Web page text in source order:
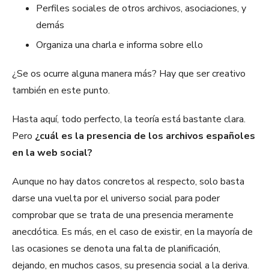
Perfiles sociales de otros archivos, asociaciones, y
demás
Organiza una charla e informa sobre ello
¿Se os ocurre alguna manera más? Hay que ser creativo
también en este punto.
Hasta aquí, todo perfecto, la teoría está bastante clara.
Pero ¿cuál es la presencia de los archivos españoles
en la web social?
Aunque no hay datos concretos al respecto, solo basta
darse una vuelta por el universo social para poder
comprobar que se trata de una presencia meramente
anecdótica. Es más, en el caso de existir, en la mayoría de
las ocasiones se denota una falta de planificación,
dejando, en muchos casos, su presencia social a la deriva.